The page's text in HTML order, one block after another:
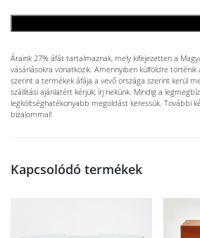
Áraink 27% áfát tartalmaznak, mely kifejezetten a
vásárlásokra vonatkozik. Amennyiben külföldre történik
szerint a termékek áfája a vevő országa szerint kerül
szállítási ajánlatért kérjük, írj nekünk. Mindig a
legköltséghatékonyabb megoldást keressük. További
bizalommal!
Kapcsolódó termékek